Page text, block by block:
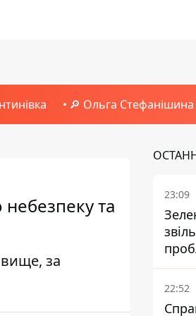
🔎 Ольга Стефанішина
та
за
23:09
22:52